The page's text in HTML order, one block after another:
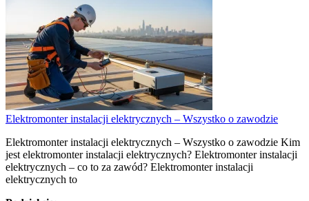
Elektromonter instalacji elektrycznych – Wszystko o zawodzie
Elektromonter instalacji elektrycznych – Wszystko o zawodzie Kim
jest elektromonter instalacji elektrycznych? Elektromonter instalacji
elektrycznych – co to za zawód? Elektromonter instalacji
elektrycznych to